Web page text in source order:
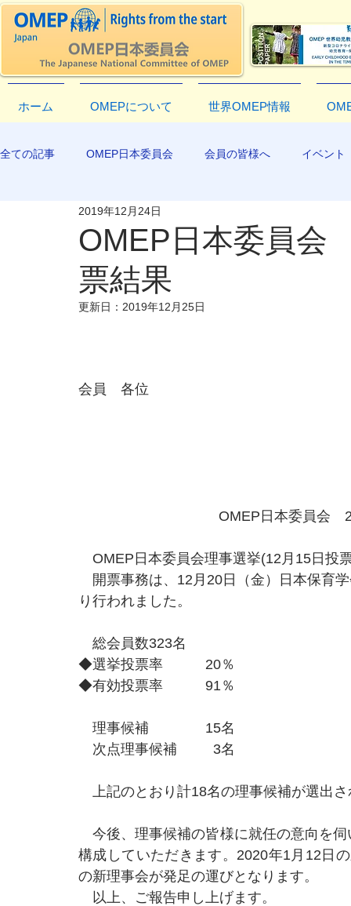
ホーム OMEPについて 世界OMEP情報
全ての記事 OMEP日本委員会 会員の皆様へ イベント
EXCO-COMMUNICATION
OMEP日本委員
票結果
2019年12月24日
更新日： 2019年12月25日
会員　各位
OMEP日本委員会　
OMEP日本委員会理事選挙(12月15日投
開票事務は、12月20日（金）日本保育
り行われました。
総会員数323名
◆選挙投票率　　　20％
◆有効投票率　　　91％
理事候補　　　　15名
次点理事候補　　  3名
上記のとおり計18名の理事候補が選出さ
今後、理事候補の皆様に就任の意向を
構成していただきます。2020年1月12日
の新理事会が発足の運びとなります。
以上、ご報告申し上げます。